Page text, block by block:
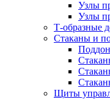
Узлы
Узлы
Т-образные
Стаканы и
Щиты